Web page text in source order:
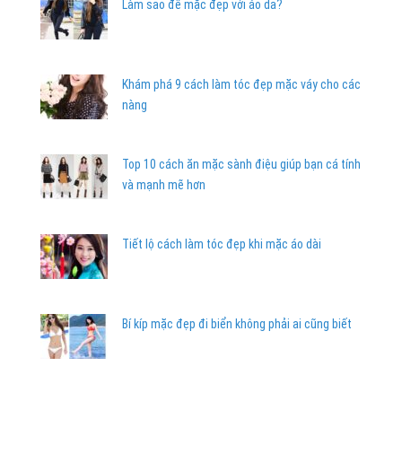
Làm sao để mặc đẹp với áo da?
Khám phá 9 cách làm tóc đẹp mặc váy cho các
nàng
Top 10 cách ăn mặc sành điệu giúp bạn cá tính
và mạnh mẽ hơn
Tiết lộ cách làm tóc đẹp khi mặc áo dài
Bí kíp mặc đẹp đi biển không phải ai cũng biết